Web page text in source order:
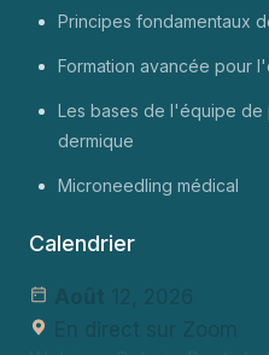
Principes fondamentaux
Formation avancée pour
Les bases de l'équipe
dermique
Microneedling médical
Calendrier